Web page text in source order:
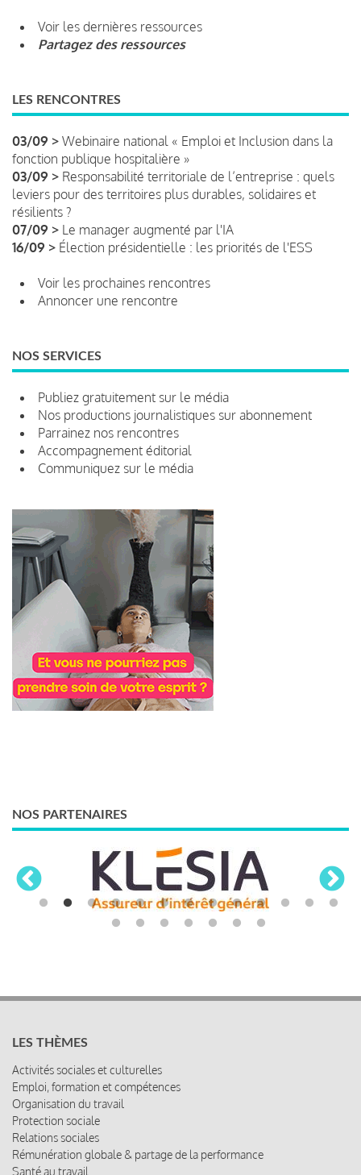
Voir les dernières ressources
Partagez des ressources
LES RENCONTRES
03/09 > Webinaire national « Emploi et Inclusion dans la
fonction publique hospitalière »
03/09 > Responsabilité territoriale de l’entreprise : quels
leviers pour des territoires plus durables, solidaires et
résilients ?
07/09 > Le manager augmenté par l'IA
16/09 > Élection présidentielle : les priorités de l'ESS
Voir les prochaines rencontres
Annoncer une rencontre
NOS SERVICES
Publiez gratuitement sur le média
Nos productions journalistiques sur abonnement
Parrainez nos rencontres
Accompagnement éditorial
Communiquez sur le média
NOS PARTENAIRES
LES THÈMES
Activités sociales et culturelles
Emploi, formation et compétences
Organisation du travail
Protection sociale
Relations sociales
Rémunération globale & partage de la performance
Santé au travail